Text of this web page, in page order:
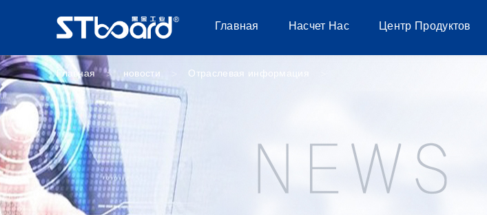
Главная Насчет Нас Центр Продуктов
Главная новости Отраслевая информация